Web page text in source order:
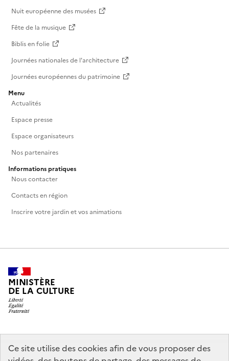
Ce site utilise des cookies afin de vous proposer des
Nuit européenne des musées
Fête de la musique
Biblis en folie
Journées nationales de l'architecture
Journées européennes du patrimoine
Menu
Actualités
Espace presse
Espace organisateurs
Nos partenaires
Informations pratiques
Nous contacter
Contacts en région
Inscrire votre jardin et vos animations
MINISTÈRE
DE LA CULTURE
legifrance.gouv.fr info.gouv.fr